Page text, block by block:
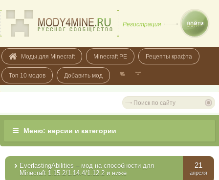
Регистрация
Моды для Minecraft Minecraft PE Рецепты крафта
Топ 10 модов Добавить мод
EverlastingAbilities – мод на способности для
Minecraft 1.15.2/1.14.4/1.12.2 и ниже
21
апреля